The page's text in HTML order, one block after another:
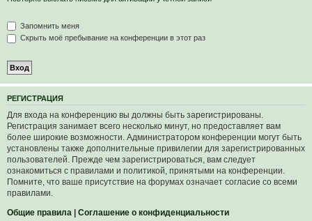
Запомнить меня
Скрыть моё пребывание на конференции в этот раз
РЕГИСТРАЦИЯ
Для входа на конференцию вы должны быть зарегистрированы.
Регистрация занимает всего несколько минут, но предоставляет вам
более широкие возможности. Администратором конференции могут быть
установлены также дополнительные привилегии для зарегистрированных
пользователей. Прежде чем зарегистрироваться, вам следует
ознакомиться с правилами и политикой, принятыми на конференции.
Помните, что ваше присутствие на форумах означает согласие со всеми
правилами.
Общие правила | Соглашение о конфиденциальности